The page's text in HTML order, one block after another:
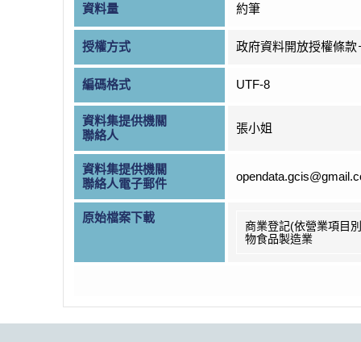
資料量 約筆
授權方式 政府資料開放授權條款
編碼格式 UTF-8
資料集提供機關
聯絡人
張小姐
資料集提供機關
聯絡人電子郵件
原始檔案下載
商業登記(依營業項目
物食品製造業